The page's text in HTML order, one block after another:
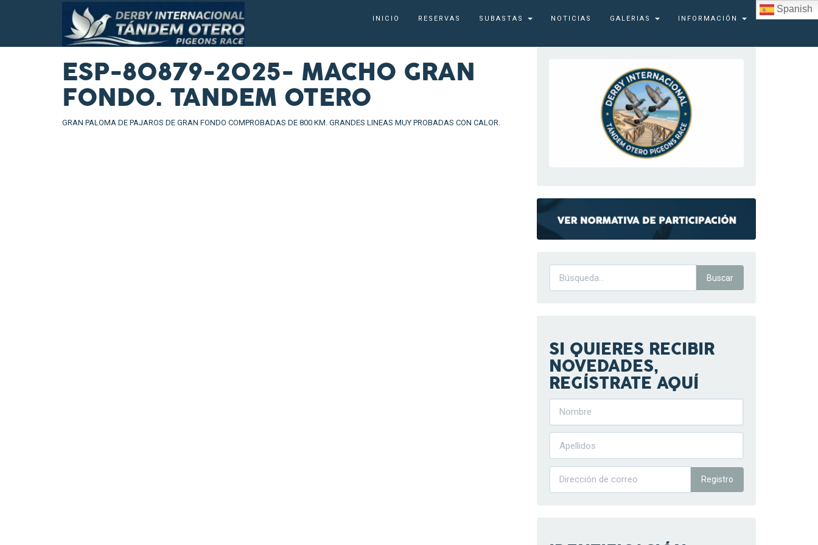
INICIO RESERVAS SUBASTAS NOTICIAS GALERIAS INFORMACIÓN
Spanish
ESP-80879-2025- MACHO GRAN
FONDO. TANDEM OTERO
GRAN PALOMA DE PAJAROS DE GRAN FONDO COMPROBADAS DE 800 KM. GRANDES LINEAS MUY PROBADAS CON CALOR.
SI QUIERES RECIBIR
NOVEDADES,
REGÍSTRATE AQUÍ
Registro